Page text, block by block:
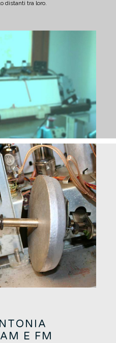
distanti tra loro.
E FM